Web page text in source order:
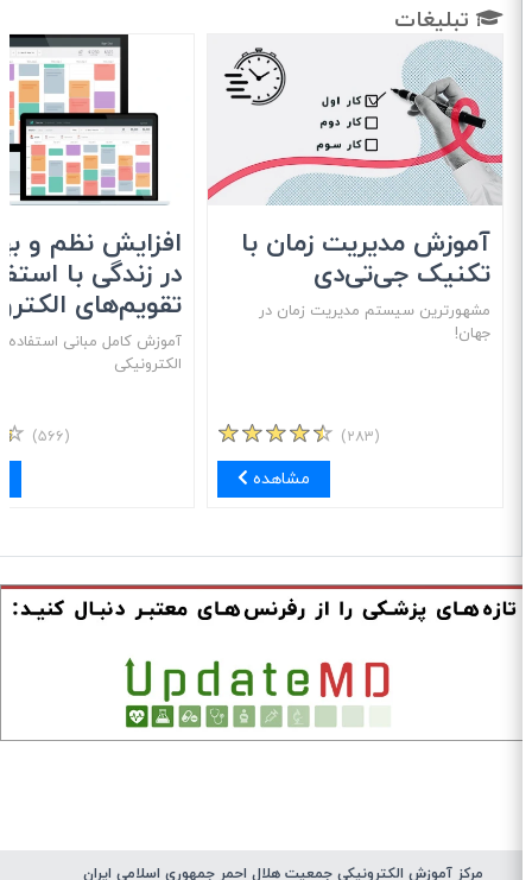
تبلیغات
آموزش مدیریت زمان با
تکنیک جی‌تی‌دی
مشهور‌ترین سیستم مدیریت زمان در
جهان!
مشاهده
افزایش نظم و
در زندگی با
تقویم‌های
آموزش کامل مبانی استفاده
الکترونیکی
مرکز آموزش الکترونیکی جمعیت هلال احمر جمهوری اسلامی ایران